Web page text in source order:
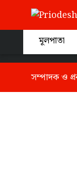
মূলপাতা
সম্পাদক ও